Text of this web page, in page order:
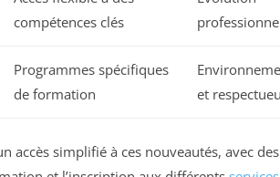
compétences clés
Programmes spécifiques
de formation
et
accès simplifié à ces nouveautés, avec